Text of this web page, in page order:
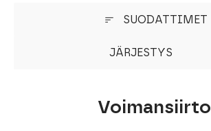
SUODATTIMET
JÄRJESTYS
Voimansiirto